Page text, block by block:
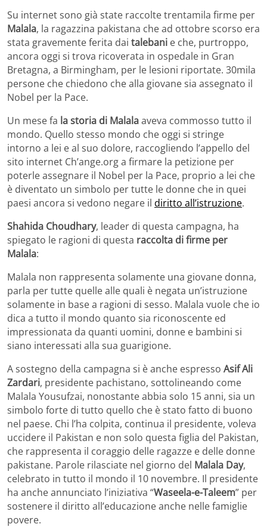
Su internet sono già state raccolte trentamila firme per
Malala, la ragazzina pakistana che ad ottobre scorso era
stata gravemente ferita dai talebani e che, purtroppo,
ancora oggi si trova ricoverata in ospedale in Gran
Bretagna, a Birmingham, per le lesioni riportate. 30mila
persone che chiedono che alla giovane sia assegnato il
Nobel per la Pace.
Un mese fa la storia di Malalaaveva commosso tutto il
mondo. Quello stesso mondo che oggi si stringe
intorno a lei e al suo dolore, raccogliendo l’appello del
sito internet Ch’ange.org a firmare la petizione per
poterle assegnare il Nobel per la Pace, proprio a lei che
è diventato un simbolo per tutte le donne che in quei
paesi ancora si vedono negare il diritto all’istruzione.
Shahida Choudhary, leader di questa campagna, ha
spiegato le ragioni di questa raccolta di firme per
Malala:
Malala non rappresenta solamente una giovane donna,
parla per tutte quelle alle quali è negata un’istruzione
solamente in base a ragioni di sesso. Malala vuole che io
dica a tutto il mondo quanto sia riconoscente ed
impressionata da quanti uomini, donne e bambini si
siano interessati alla sua guarigione.
A sostegno della campagna si è anche espresso Asif Ali
Zardari, presidente pachistano, sottolineando come
Malala Yousufzai, nonostante abbia solo 15 anni, sia un
simbolo forte di tutto quello che è stato fatto di buono
nel paese. Chi l’ha colpita, continua il presidente, voleva
uccidere il Pakistan e non solo questa figlia del Pakistan,
che rappresenta il coraggio delle ragazze e delle donne
pakistane. Parole rilasciate nel giorno del Malala Day,
celebrato in tutto il mondo il 10 novembre. Il presidente
ha anche annunciato l’iniziativa “Waseela-e-Taleem” per
sostenere il diritto all’educazione anche nelle famiglie
povere.